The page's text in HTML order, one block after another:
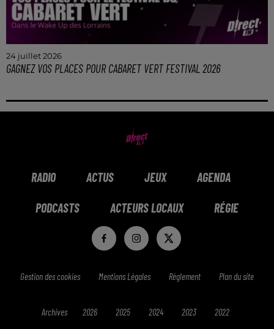
24 juillet 2026
GAGNEZ VOS PLACES POUR CABARET VERT FESTIVAL 2026
Cabaret Vert 2026 dans le Wake Up de l'Été !
RADIO ACTUS JEUX AGENDA
PODCASTS ACTEURS LOCAUX RÉGIE
Gestion des cookies Mentions Légales Réglement Plan du site
Archives 2026 2025 2024 2023 2022